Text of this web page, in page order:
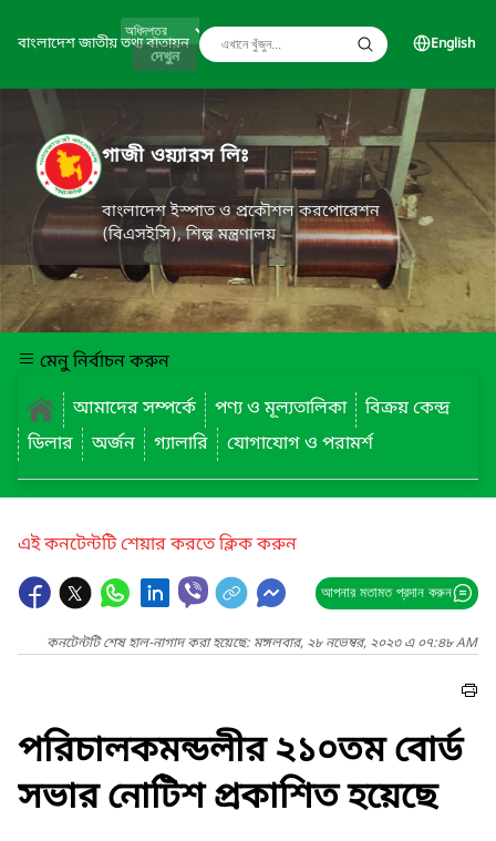
বাংলাদেশ জাতীয় তথ্য বাতায়ন
দেখুন
English
গাজী ওয়্যারস লিঃ
বাংলাদেশ ইস্পাত ও প্রকৌশল করপোরেশন
(বিএসইসি), শিল্প মন্ত্রণালয়
মেনু নির্বাচন করুন
আমাদের সম্পর্কে
পণ্য ও মূল্যতালিকা
বিক্রয় কেন্দ্র
ডিলার
অর্জন গ্যালারি যোগাযোগ ও পরামর্শ
এই কনটেন্টটি শেয়ার করতে ক্লিক করুন
আপনার মতামত প্রদান করুন
কনটেন্টটি শেষ হাল-নাগাদ করা হয়েছে: মঙ্গলবার, ২৮ নভেম্বর, ২০২৩ এ ০৭:৪৮ AM
পরিচালকমন্ডলীর ২১০তম বোর্ড
সভার নোটিশ প্রকাশিত হয়েছে